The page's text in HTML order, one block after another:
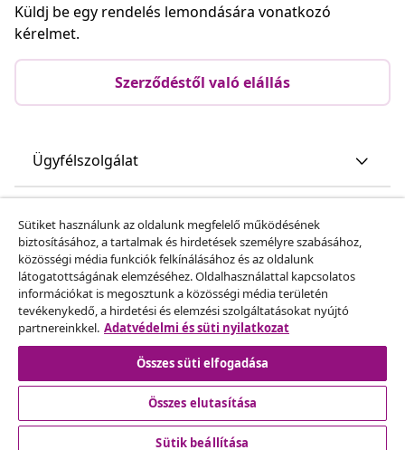
Küldj be egy rendelés lemondására vonatkozó
kérelmet.
Szerződéstől való elállás
Ügyfélszolgálat
vidaXL
Fedezz fel többet
Sütiket használunk az oldalunk megfelelő működésének
biztosításához, a tartalmak és hirdetések személyre szabásához,
közösségi média funkciók felkínálásához és az oldalunk
látogatottságának elemzéséhez. Oldalhasználattal kapcsolatos
információkat is megosztunk a közösségi média területén
tevékenykedő, a hirdetési és elemzési szolgáltatásokat nyújtó
partnereinkkel. Adatvédelmi és süti nyilatkozat
Összes süti elfogadása
Összes elutasítása
Sütik beállítása